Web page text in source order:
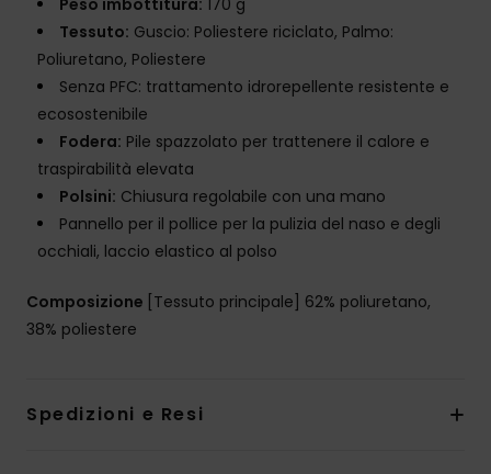
Peso imbottitura: 170 g
Tessuto: Guscio: Poliestere riciclato, Palmo:
Poliuretano, Poliestere
Senza PFC: trattamento idrorepellente resistente e
ecosostenibile
Fodera: Pile spazzolato per trattenere il calore e
traspirabilità elevata
Polsini: Chiusura regolabile con una mano
Pannello per il pollice per la pulizia del naso e degli
occhiali, laccio elastico al polso
Composizione [Tessuto principale] 62% poliuretano,
38% poliestere
Spedizioni e Resi